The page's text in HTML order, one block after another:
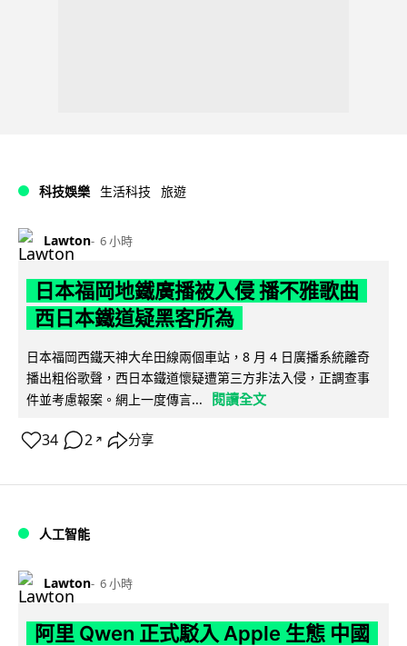
科技娛樂 生活科技 旅遊
Lawton 6 小時
日本福岡地鐵廣播被入侵 播不雅歌曲
西日本鐵道疑黑客所為
日本福岡西鐵天神大牟田線兩個車站，8 月 4 日廣播系統離奇
播出粗俗歌聲，西日本鐵道懷疑遭第三方非法入侵，正調查事
件並考慮報案。網上一度傳言...
閱讀全文
34 2 ↗ 分享
人工智能
Lawton 6 小時
阿里 Qwen 正式駁入 Apple 生態 中國